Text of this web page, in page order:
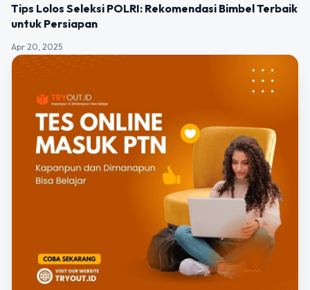
Tips Lolos Seleksi POLRI: Rekomendasi Bimbel Terbaik
untuk Persiapan
Apr 20, 2025